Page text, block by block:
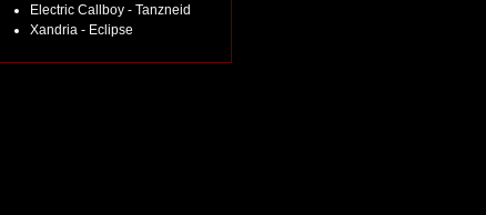
Electric Callboy - Tanzneid
Xandria - Eclipse